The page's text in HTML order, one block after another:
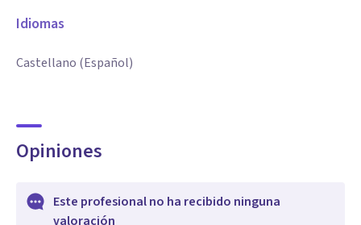
Idiomas
Castellano (Español)
Opiniones
Este profesional no ha recibido ninguna
valoración